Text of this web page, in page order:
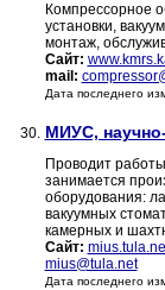
Компрессорное
установки,
монтаж,
Сайт:
mail:
Дата последнего
30. МИУС,
Проводит
занимается
оборудования:
вакуумных
камерных и
Сайт:
mius@tula.net
Дата последнего